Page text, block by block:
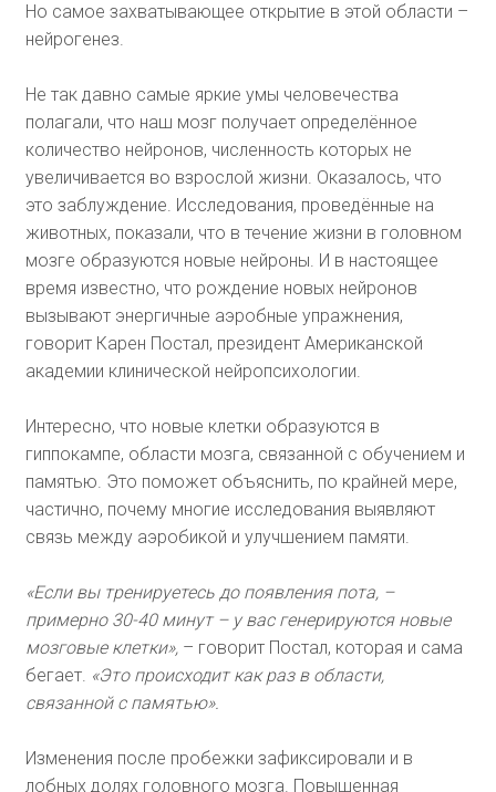
Но самое захватывающее открытие в этой области –
нейрогенез.
Не так давно самые яркие умы человечества
полагали, что наш мозг получает определённое
количество нейронов, численность которых не
увеличивается во взрослой жизни. Оказалось, что
это заблуждение. Исследования, проведённые на
животных, показали, что в течение жизни в головном
мозге образуются новые нейроны. И в настоящее
время известно, что рождение новых нейронов
вызывают энергичные аэробные упражнения,
говорит Карен Постал, президент Американской
академии клинической нейропсихологии.
Интересно, что новые клетки образуются в
гиппокампе, области мозга, связанной с обучением и
памятью. Это поможет объяснить, по крайней мере,
частично, почему многие исследования выявляют
связь между аэробикой и улучшением памяти.
«Если вы тренируетесь до появления пота, –
примерно 30-40 минут – у вас генерируются новые
мозговые клетки»,– говорит Постал, которая и сама
бегает. «Это происходит как раз в области,
связанной с памятью».
Изменения после пробежки зафиксировали и в
лобных долях головного мозга. Повышенная